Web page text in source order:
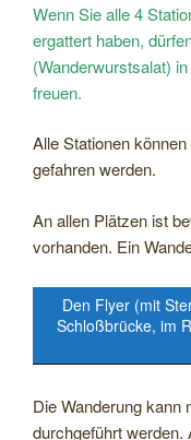
Wenn Sie alle 4
ergattert haben,
(Wanderwurstsalat)
freuen.
Alle Stationen
gefahren werden.
An allen Plätzen ist
vorhanden. Ein
Den Flyer (mit
Schloßbrücke, im
Die Wanderung kann
durchgeführt werden.